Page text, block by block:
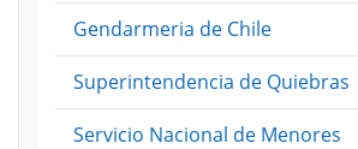
Gendarmeria de Chile
Superintendencia de Quiebras
Servicio Nacional de Menores